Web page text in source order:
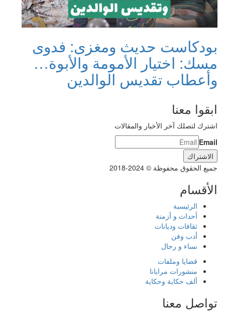
بودكاست حديث ومغزى: فدوى
مسك: اختيار الأمومة والأبوة…
وأعطاب تقديس الوالدين
ابقوا معنا
اشترك لتصلك آخر الأخبار والمقالات
Email
جميع الحقوق محفوظة © 2024-2018
الأقسام
الرئيسية
أحداث و أزمنة
ثقافات وديانات
أدب وفن
نساء و رجال
قضايا وملفات
منشورات مرايانا
ألف حكاية وحكاية
تواصل معنا